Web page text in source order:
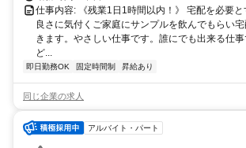
仕事内容: 《残業1日1時間以内！》 宅配を必要
良さに気付くご家庭にサンプルを飲んでもらい
きます。やさしい仕事です。誰にでも出来る仕
ど...
即日勤務OK 固定時間制 昇給あり
同じ企業の求人
アルバイト・パート